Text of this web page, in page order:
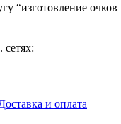
“изготовление очков
сетях:
и оплата